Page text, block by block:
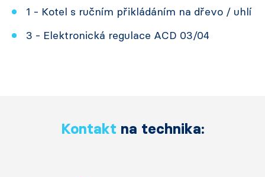
1 - Kotel s ručním přikládáním na dřevo / uhlí
3 - Elektronická regulace ACD 03/04
Kontakt na technika: